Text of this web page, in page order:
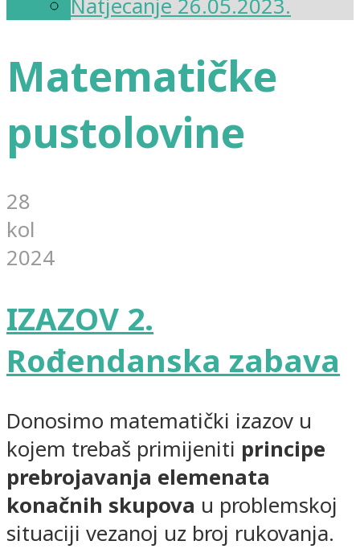
Natjecanje 26.05.2023.
Matematičke
pustolovine
28
kol
2024
IZAZOV 2.
Rođendanska zabava
Donosimo matematički izazov u
kojem trebaš primijeniti principe
prebrojavanja elemenata
konačnih skupova u problemskoj
situaciji vezanoj uz broj rukovanja.